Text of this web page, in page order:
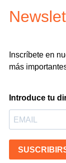
Inscríbete en
más
Introduce tu